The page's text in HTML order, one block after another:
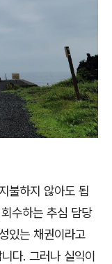
불하지 않아도 됩
수하는 추심 담당
있는 채권이라고
다. 그러나 실익이